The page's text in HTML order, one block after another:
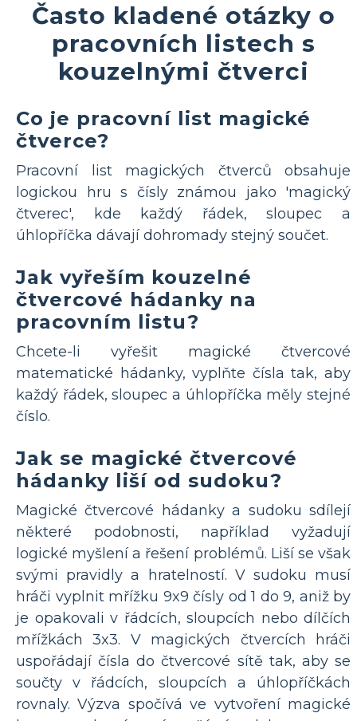
Často kladené otázky o
pracovních listech s
kouzelnými čtverci
Co je pracovní list magické
čtverce?
Pracovní list magických čtverců obsahuje
logickou hru s čísly známou jako 'magický
čtverec', kde každý řádek, sloupec a
úhlopříčka dávají dohromady stejný součet.
Jak vyřeším kouzelné
čtvercové hádanky na
pracovním listu?
Chcete-li vyřešit magické čtvercové
matematické hádanky, vyplňte čísla tak, aby
každý řádek, sloupec a úhlopříčka měly stejné
číslo.
Jak se magické čtvercové
hádanky liší od sudoku?
Magické čtvercové hádanky a sudoku sdílejí
některé podobnosti, například vyžadují
logické myšlení a řešení problémů. Liší se však
svými pravidly a hratelností. V sudoku musí
hráči vyplnit mřížku 9x9 čísly od 1 do 9, aniž by
je opakovali v řádcích, sloupcích nebo dílčích
mřížkách 3x3. V magických čtvercích hráči
uspořádají čísla do čtvercové sítě tak, aby se
součty v řádcích, sloupcích a úhlopříčkách
rovnaly. Výzva spočívá ve vytvoření magické